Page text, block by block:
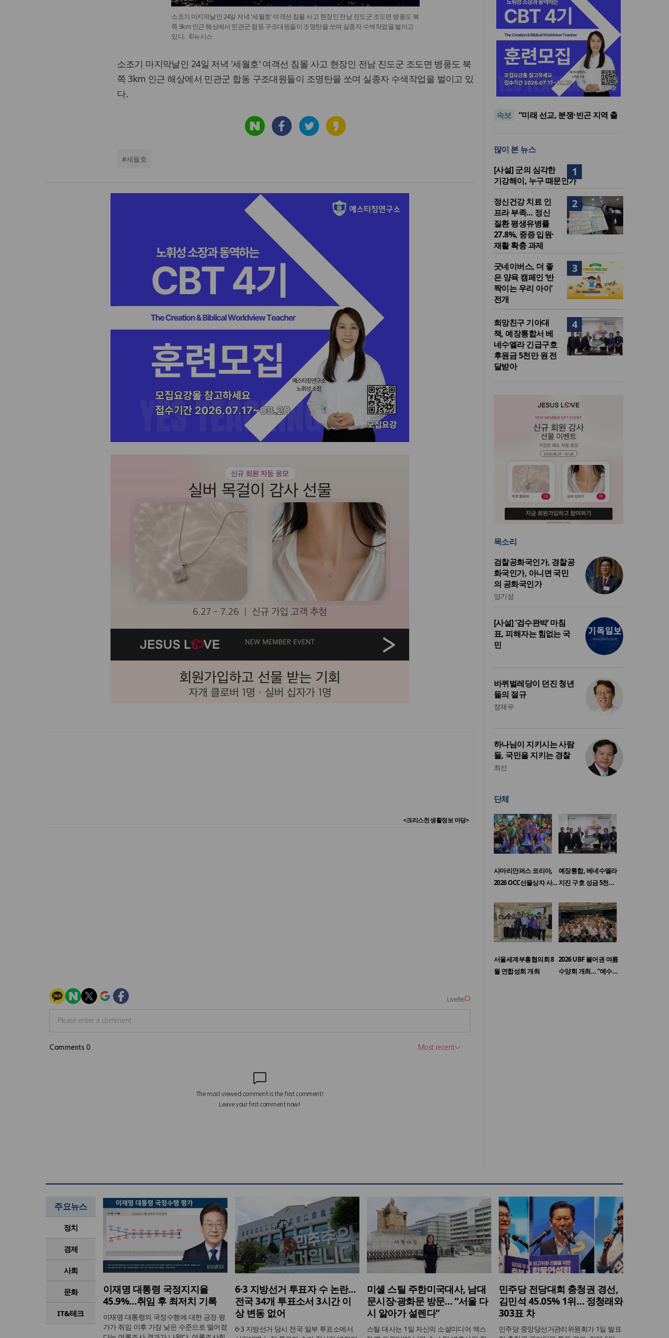
소조기 마지막날인 24일 저녁 '세월호' 여객선 침몰 사고 현장인 전남 진도군 조도면 병풍도 북
쪽 3km 인근 해상에서 민관군 합동 구조대원들이 조명탄을 쏘며 실종자 수색작업을 벌이고
있다. ©뉴시스
소조기 마지막날인 24일 저녁 '세월호' 여객선 침몰 사고 현장인 전남 진도군 조도면 병풍도 북
쪽 3km 인근 해상에서 민관군 합동 구조대원들이 조명탄을 쏘며 실종자 수색작업을 벌이고 있
다.
#세월호
<크리스천 생활정보 마당>
속보
[최원호 목사의 영혼의 양식 63]
말씀은 같은데 왜 열매는 다를
美 이민구금센터에 억류됐던
“미사일 속에서도 복음은 전해
“미래 선교, 분쟁·빈곤 지역 출
발
말씀은 같은데 왜 열매는 다를
美 이민구금센터에 억류됐던
한인 목회자 석방돼
많이 본 뉴스
1
[사설] 군의 심각한
기강해이, 누구 때문인가
2
정신건강 치료 인
프라 부족… 정신
질환 평생유병률
27.8%, 중증 입원·
재활 확충 과제
3
굿네이버스, 더 좋
은 양육 캠페인 ‘반
짝이는 우리 아이’
전개
4
희망친구 기아대
책, 예장통합서 베
네수엘라 긴급구호
후원금 5천만 원 전
달받아
목소리
검찰공화국인가, 경찰공
화국인가, 아니면 국민
의 공화국인가
양기성
[사설] ‘검수완박’ 마침
표, 피해자는 힘없는 국
민
바퀴벌레당이 던진 청년
들의 절규
정재우
하나님이 지키시는 사람
들, 국민을 지키는 경찰
최선
단체
사마리안퍼스 코리아,
2026 OCC선물상자 사…
예장통합, 베네수엘라
지진 구호 성금 5천…
서울세계부흥협의회 8
월 연합성회 개최
2026 UBF 불어권 여름
수양회 개최… “예수…
주요뉴스
정치
경제
사회
문화
IT&테크
이재명 대통령 국정지지율
45.9%…취임 후 최저치 기록
이재명 대통령의 국정수행에 대한 긍정 평
가가 취임 이후 가장 낮은 수준으로 떨어졌
6·3 지방선거 투표자 수 논란…
전국 34개 투표소서 3시간 이
상 변동 없어
6·3 지방선거 당시 전국 일부 투표소에서
미셸 스틸 주한미국대사, 남대
문시장·광화문 방문… “서울 다
시 알아가 설렌다”
스틸 대사는 1일 자신의 소셜미디어 엑스
민주당 전당대회 충청권 경선,
김민석 45.05% 1위… 정청래와
303표 차
민주당 중앙당선거관리위원회가 1일 발표